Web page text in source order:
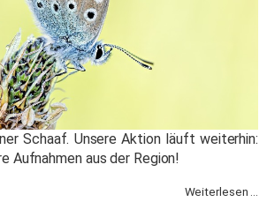
Schaaf. Unsere Aktion läuft weiterhin:
Aufnahmen aus der Region!
Weiterlesen ...